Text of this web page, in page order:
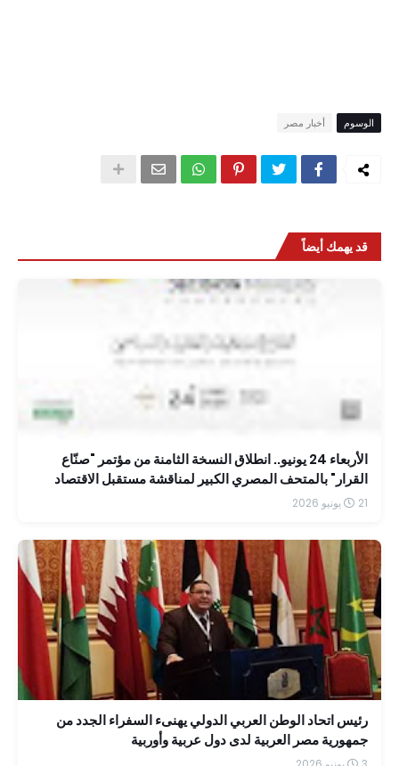
الوسوم أخبار مصر
قد يهمك أيضاً
الأربعاء 24 يونيو.. انطلاق النسخة الثامنة من مؤتمر "صنّاع
القرار" بالمتحف المصري الكبير لمناقشة مستقبل الاقتصاد
والاستثمار في مصر
21 يونيو 2026
رئيس اتحاد الوطن العربي الدولي يهنىء السفراء الجدد من
جمهورية مصر العربية لدى دول عربية وأوربية